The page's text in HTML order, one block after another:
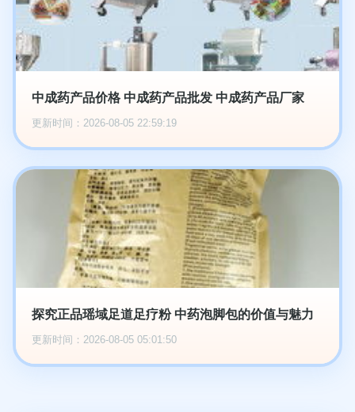
中成药产品价格 中成药产品批发 中成药产品厂家
更新时间：2026-08-05 22:59:19
探究正品瑶域足道足疗粉 中药泡脚包的价值与魅力
更新时间：2026-08-05 05:01:50